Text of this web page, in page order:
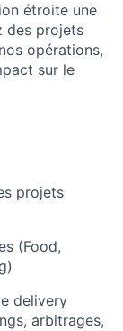
étroite une
des projets
opérations,
sur le
projets
(Food,
delivery
arbitrages,